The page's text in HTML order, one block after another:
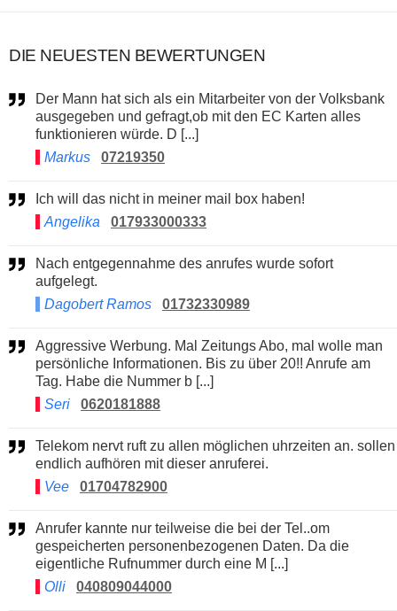
DIE NEUESTEN BEWERTUNGEN
Der Mann hat sich als ein Mitarbeiter von der Volksbank
ausgegeben und gefragt,ob mit den EC Karten alles
funktionieren würde. D [...]
Markus
07219350
Ich will das nicht in meiner mail box haben!
Angelika
017933000333
Nach entgegennahme des anrufes wurde sofort
aufgelegt.
Dagobert Ramos
01732330989
Aggressive Werbung. Mal Zeitungs Abo, mal wolle man
persönliche Informationen. Bis zu über 20!! Anrufe am
Tag. Habe die Nummer b [...]
Seri
0620181888
Telekom nervt ruft zu allen möglichen uhrzeiten an. sollen
endlich aufhören mit dieser anruferei.
Vee
01704782900
Anrufer kannte nur teilweise die bei der Tel..om
gespeicherten personenbezogenen Daten. Da die
eigentliche Rufnummer durch eine M [...]
Olli
040809044000